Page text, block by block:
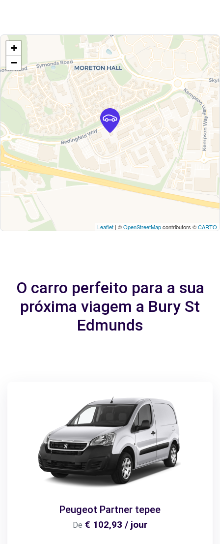
+
−
Leaflet | ©OpenStreetMapcontributors ©CARTO
O carro perfeito para a sua
próxima viagem a Bury St
Edmunds
Peugeot Partner tepee
De € 102,93 / jour